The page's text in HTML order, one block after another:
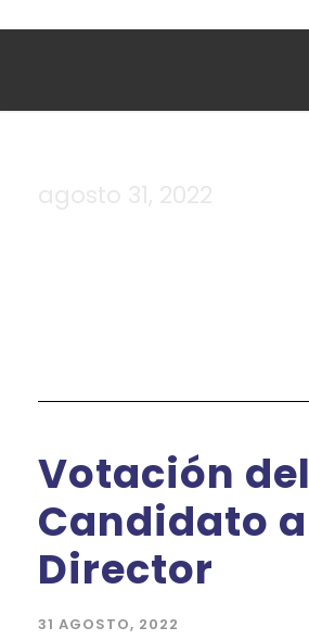
Votación del
Candidato a
Director
31 AGOSTO, 2022